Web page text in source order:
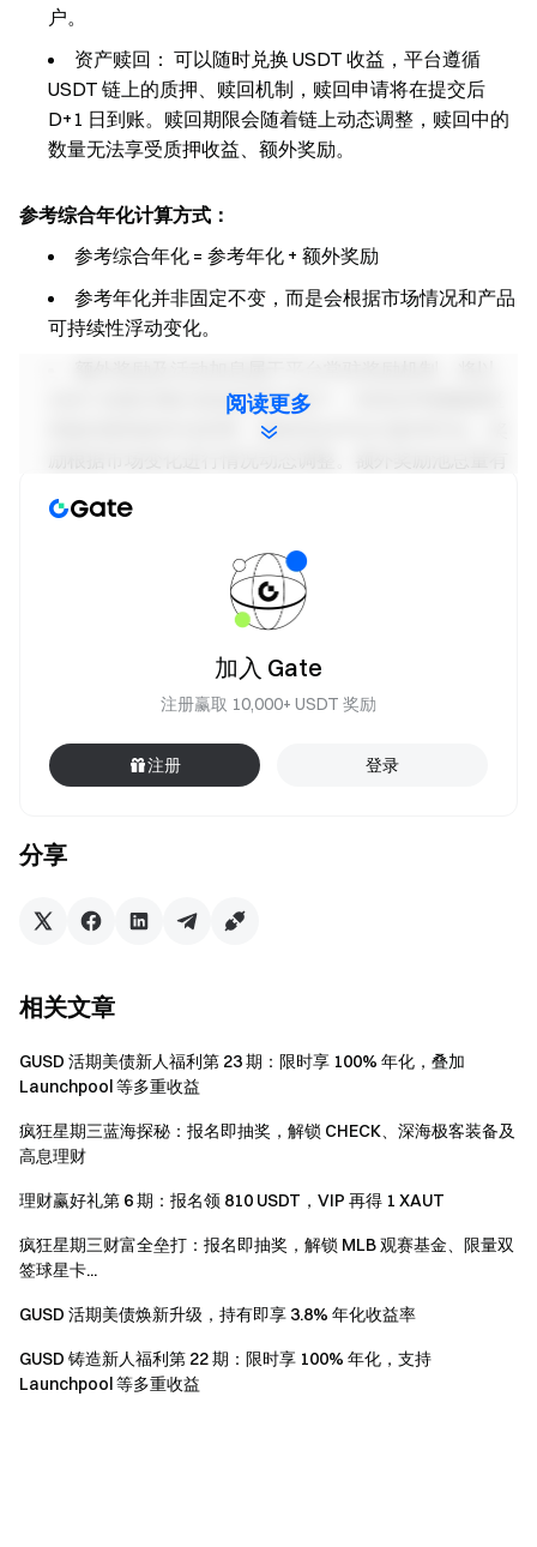
户。
资产赎回： 可以随时兑换 USDT 收益，平台遵循
USDT 链上的质押、赎回机制，赎回申请将在提交后
D+1 日到账。赎回期限会随着链上动态调整，赎回中的
数量无法享受质押收益、额外奖励。
参考综合年化计算方式：
参考综合年化 = 参考年化 + 额外奖励
参考年化并非固定不变，而是会根据市场情况和产品
可持续性浮动变化。
USDT 的形式每日发放至用户账户，为特定申购额度区
间提供更高的年化利率。最高综合年化为参考年化，奖
本活动最终以公告规则为准。
在英国及其他受限地区的用户无法访问此服务（请查
阅用户协议以了解有关受限地区的详细资讯）。
风险提示：加密货币交易受市场，政策等多方面因素
风险，谨慎交易。
Gate 团队
加密货币之门
安全、快捷、轻松交易超过 4,900 种加密货币
立即行动
注册账户
关注官方渠道
访问 Gate 官网
下载 Gate App | 电脑端
关注 X (Twitter) ，获取最新福利
进入全球社区，获取最新资讯
透明度保障
阅读更多
分享
加入 Gate
注册赢取 10,000+ USDT 奖励
注册 登录
相关文章
GUSD 活期美债新人福利第 23 期：限时享 100% 年化，叠加
Launchpool 等多重收益
疯狂星期三蓝海探秘：报名即抽奖，解锁 CHECK、深海极客装备及
高息理财
理财赢好礼第 6 期：报名领 810 USDT，VIP 再得 1 XAUT
疯狂星期三财富全垒打：报名即抽奖，解锁 MLB 观赛基金、限量双
签球星卡...
GUSD 活期美债焕新升级，持有即享 3.8% 年化收益率
GUSD 铸造新人福利第 22 期：限时享 100% 年化，支持
Launchpool 等多重收益